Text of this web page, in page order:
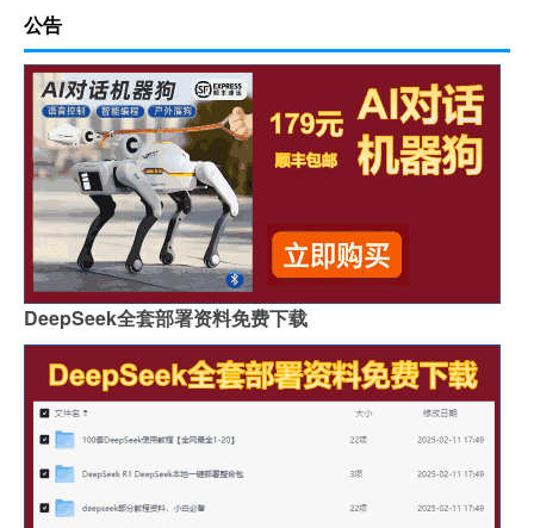
公告
DeepSeek全套部署资料免费下载